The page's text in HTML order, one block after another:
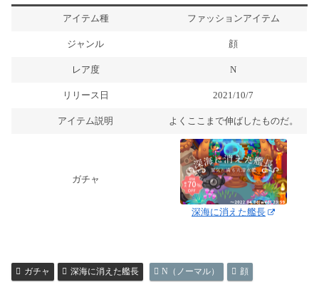
アイテム種 ファッションアイテム
ジャンル 顔
レア度 N
リリース日 2021/10/7
アイテム説明 よくここまで伸ばしたものだ。
ガチャ
深海に消えた艦長
ガチャ 深海に消えた艦長 N（ノーマル） 顔